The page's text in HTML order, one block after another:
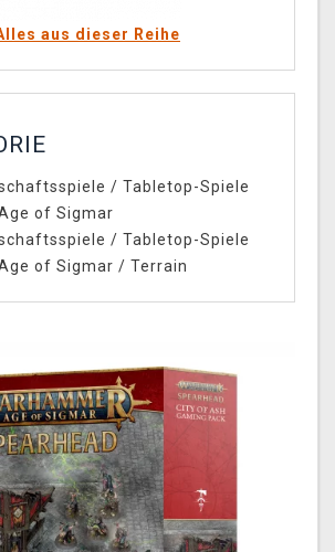
aus dieser Reihe
/ Tabletop-Spiele
of Sigmar
/ Tabletop-Spiele
of Sigmar / Terrain